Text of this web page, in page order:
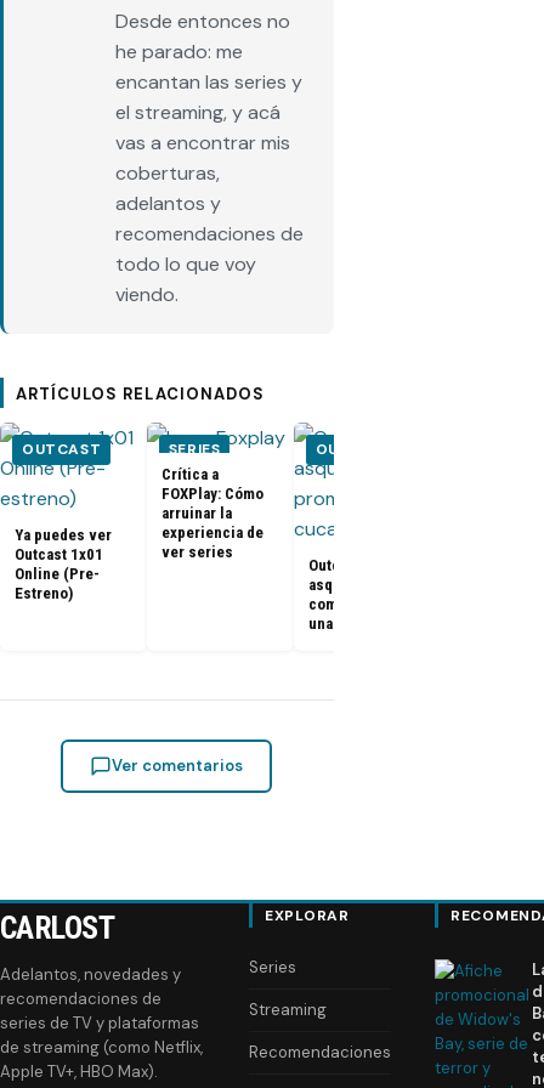
Desde entonces no
he parado: me
encantan las series y
el streaming, y acá
vas a encontrar mis
coberturas,
adelantos y
recomendaciones de
todo lo que voy
viendo.
ARTÍCULOS RELACIONADOS
OUTCAST
Ya puedes ver
Outcast 1x01
Online (Pre-
Estreno)
SERIES
Crítica a
FOXPlay: Cómo
arruinar la
experiencia de
ver series
OUTCAST
Outcast y su
asqueroso
comercial con
una cucaracha
Ver comentarios
CARLOST
Adelantos, novedades y
recomendaciones de
series de TV y plataformas
de streaming (como Netflix,
Apple TV+, HBO Max).
EXPLORAR
Series
Streaming
Recomendaciones